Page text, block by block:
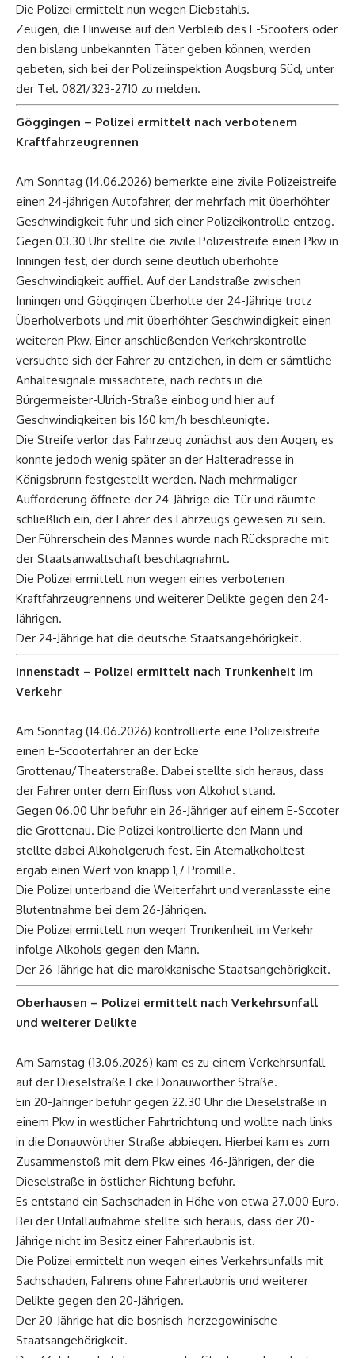
Die Polizei ermittelt nun wegen Diebstahls.
Zeugen, die Hinweise auf den Verbleib des E-Scooters oder
den bislang unbekannten Täter geben können, werden
gebeten, sich bei der Polizeiinspektion Augsburg Süd, unter
der Tel. 0821/323-2710 zu melden.
Göggingen – Polizei ermittelt nach verbotenem
Kraftfahrzeugrennen
Am Sonntag (14.06.2026) bemerkte eine zivile Polizeistreife
einen 24-jährigen Autofahrer, der mehrfach mit überhöhter
Geschwindigkeit fuhr und sich einer Polizeikontrolle entzog.
Gegen 03.30 Uhr stellte die zivile Polizeistreife einen Pkw in
Inningen fest, der durch seine deutlich überhöhte
Geschwindigkeit auffiel. Auf der Landstraße zwischen
Inningen und Göggingen überholte der 24-Jährige trotz
Überholverbots und mit überhöhter Geschwindigkeit einen
weiteren Pkw. Einer anschließenden Verkehrskontrolle
versuchte sich der Fahrer zu entziehen, in dem er sämtliche
Anhaltesignale missachtete, nach rechts in die
Bürgermeister-Ulrich-Straße einbog und hier auf
Geschwindigkeiten bis 160 km/h beschleunigte.
Die Streife verlor das Fahrzeug zunächst aus den Augen, es
konnte jedoch wenig später an der Halteradresse in
Königsbrunn festgestellt werden. Nach mehrmaliger
Aufforderung öffnete der 24-Jährige die Tür und räumte
schließlich ein, der Fahrer des Fahrzeugs gewesen zu sein.
Der Führerschein des Mannes wurde nach Rücksprache mit
der Staatsanwaltschaft beschlagnahmt.
Die Polizei ermittelt nun wegen eines verbotenen
Kraftfahrzeugrennens und weiterer Delikte gegen den 24-
Jährigen.
Der 24-Jährige hat die deutsche Staatsangehörigkeit.
Innenstadt – Polizei ermittelt nach Trunkenheit im
Verkehr
Am Sonntag (14.06.2026) kontrollierte eine Polizeistreife
einen E-Scooterfahrer an der Ecke
Grottenau/Theaterstraße. Dabei stellte sich heraus, dass
der Fahrer unter dem Einfluss von Alkohol stand.
Gegen 06.00 Uhr befuhr ein 26-Jähriger auf einem E-Sccoter
die Grottenau. Die Polizei kontrollierte den Mann und
stellte dabei Alkoholgeruch fest. Ein Atemalkoholtest
ergab einen Wert von knapp 1,7 Promille.
Die Polizei unterband die Weiterfahrt und veranlasste eine
Blutentnahme bei dem 26-Jährigen.
Die Polizei ermittelt nun wegen Trunkenheit im Verkehr
infolge Alkohols gegen den Mann.
Der 26-Jährige hat die marokkanische Staatsangehörigkeit.
Oberhausen – Polizei ermittelt nach Verkehrsunfall
und weiterer Delikte
Am Samstag (13.06.2026) kam es zu einem Verkehrsunfall
auf der Dieselstraße Ecke Donauwörther Straße.
Ein 20-Jähriger befuhr gegen 22.30 Uhr die Dieselstraße in
einem Pkw in westlicher Fahrtrichtung und wollte nach links
in die Donauwörther Straße abbiegen. Hierbei kam es zum
Zusammenstoß mit dem Pkw eines 46-Jährigen, der die
Dieselstraße in östlicher Richtung befuhr.
Es entstand ein Sachschaden in Höhe von etwa 27.000 Euro.
Bei der Unfallaufnahme stellte sich heraus, dass der 20-
Jährige nicht im Besitz einer Fahrerlaubnis ist.
Die Polizei ermittelt nun wegen eines Verkehrsunfalls mit
Sachschaden, Fahrens ohne Fahrerlaubnis und weiterer
Delikte gegen den 20-Jährigen.
Der 20-Jährige hat die bosnisch-herzegowinische
Staatsangehörigkeit.